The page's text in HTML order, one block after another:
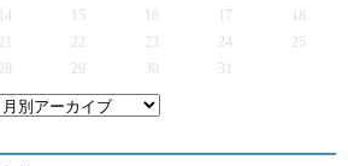
14 15 16 17
21 22 23 24
25
28 29 30 31